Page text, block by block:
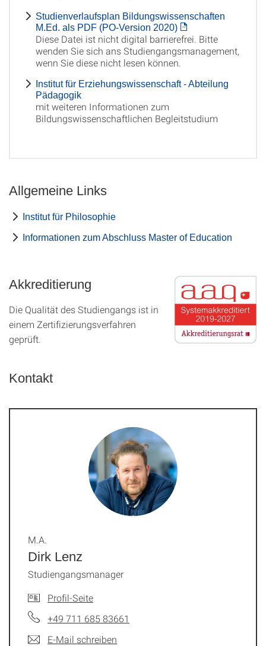
Studienverlaufsplan Bildungswissenschaften
M.Ed. als PDF (PO-Version 2020)
Diese Datei ist nicht digital barrierefrei. Bitte
wenden Sie sich ans Studiengangsmanagement,
wenn Sie diese nicht lesen können.
Institut für Erziehungswissenschaft - Abteilung
Pädagogik
mit weiteren Informationen zum
Bildungswissenschaftlichen Begleitstudium
Allgemeine Links
Institut für Philosophie
Informationen zum Abschluss Master of Education
Akkreditierung
Die Qualität des Studien­gangs ist in
einem Zer­ti­fizier­ungs­ver­fahren
geprüft.
Kontakt
Dirk Lenz
M.A.
Studiengangsmanager
Profil-Seite
+49 711 685 83661
E-Mail schreiben